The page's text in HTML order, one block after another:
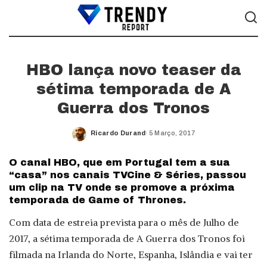
HBO lança novo teaser da
sétima temporada de A
Guerra dos Tronos
Posted
Ricardo Durand 5 Março, 2017
O canal HBO, que em Portugal tem a sua
“casa” nos canais TVCine & Séries, passou
um clip na TV onde se promove a próxima
temporada de Game of Thrones.
Com data de estreia prevista para o mês de Julho de
2017, a sétima temporada de A Guerra dos Tronos foi
filmada na Irlanda do Norte, Espanha, Islândia e vai ter